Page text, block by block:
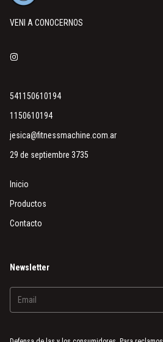
VENI A CONOCERNOS
541150610194
1150610194
jesica@fitnessmachine.com.ar
29 de septiembre 3735
Inicio
Productos
Contacto
Newsletter